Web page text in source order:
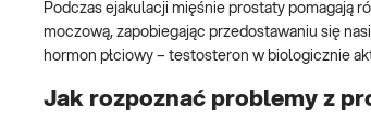
Podczas ejakulacji mięśnie prostaty pomagają
moczową, zapobiegając przedostawaniu się
hormon płciowy – testosteron w biologicznie
Jak rozpoznać problemy z